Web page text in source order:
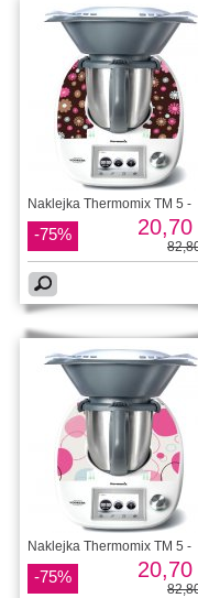
Naklejka Thermomix TM 5 -
-75% 20,70
Naklejka Thermomix TM 5 -
-75% 20,70